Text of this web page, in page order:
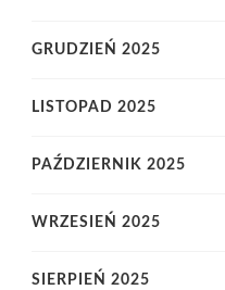
GRUDZIEŃ 2025
LISTOPAD 2025
PAŹDZIERNIK 2025
WRZESIEŃ 2025
SIERPIEŃ 2025